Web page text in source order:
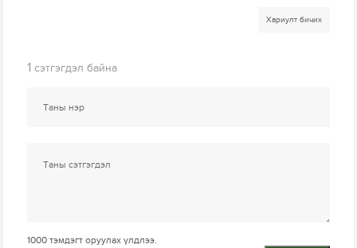
Хариулт бичих
1 сэтгэгдэл байна
1000 тэмдэгт оруулах үлдлээ.